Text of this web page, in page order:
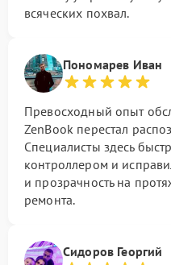
всяческих похвал.
Пономарев Иван
Превосходный опыт
ZenBook перестал
Специалисты здесь
контроллером и
и прозрачность на
ремонта.
Сидоров Георгий